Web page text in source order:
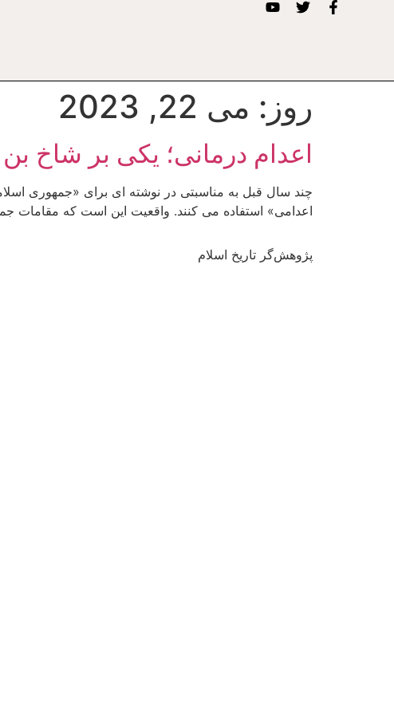
روز: می 22, 2023
اعدام درمانی؛ یکی بر شاخ
چند سال قبل به مناسبتی در نوشته ای برای «جمهوری
اعدامی» استفاده می کنند. واقعیت این است که مقامات
پژوهش‌گر تاریخ اسلام